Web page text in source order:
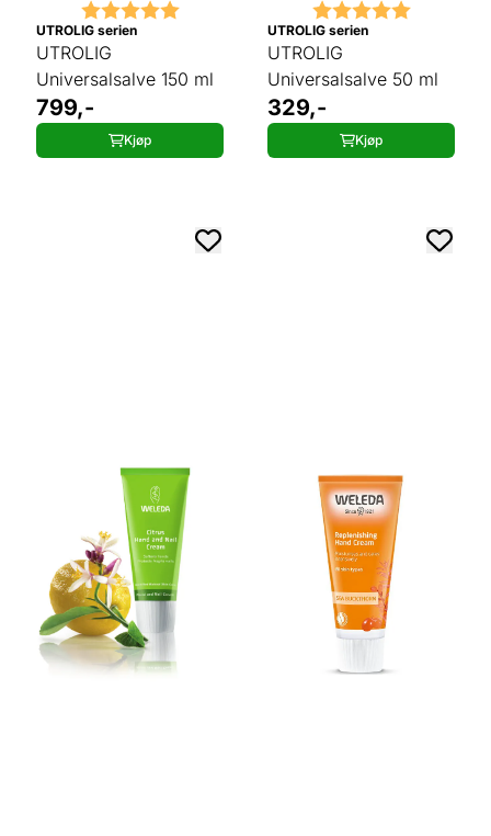
Karakter: 5.0 av 5 mulige
UTROLIG serien
UTROLIG
Universalsalve 150 ml
799,-
Kjøp
Karakter: 5.0 av 5
UTROLIG serien
UTROLIG
Universalsalve 50 ml
329,-
Kjøp